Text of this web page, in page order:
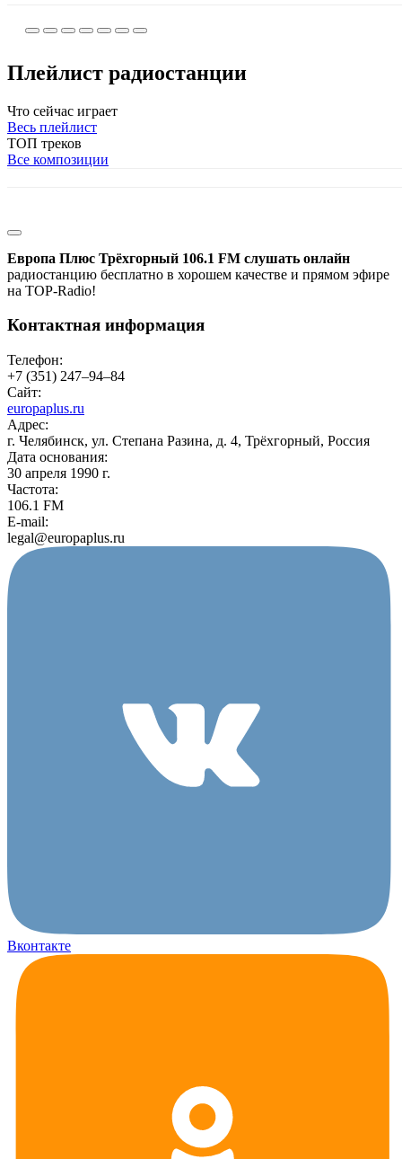
Плейлист радиостанции
Что сейчас играет
Весь плейлист
ТОП треков
Все композиции
Европа Плюс Трёхгорный 106.1 FM слушать онлайн
радиостанцию бесплатно в хорошем качестве и прямом эфире
на TOP-Radio!
Контактная информация
Телефон:
+7 (351) 247‒94‒84
Сайт:
europaplus.ru
Адрес:
г. Челябинск, ул. Степана Разина, д. 4, Трёхгорный, Россия
Дата основания:
30 апреля 1990 г.
Частота:
106.1 FM
E-mail:
legal@europaplus.ru
Вконтакте